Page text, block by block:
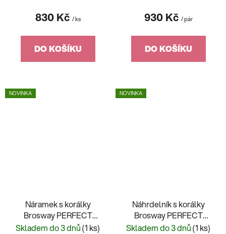
830 Kč / ks
DO KOŠÍKU
930 Kč / pár
DO KOŠÍKU
NOVINKA
Náramek s korálky
Brosway PERFECT
BPC56
Skladem do 3 dnů(1 ks)
NOVINKA
Náhrdelník s korálky
Brosway PERFECT
BPC47
Skladem do 3 dnů(1 ks)